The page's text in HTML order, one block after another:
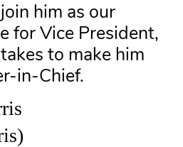
him as our
for Vice President,
to make him
in-Chief.